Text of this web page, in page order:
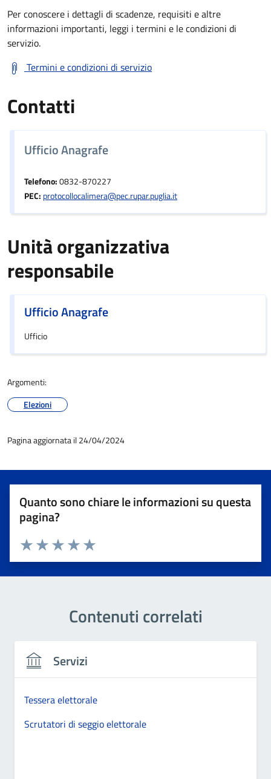
Per conoscere i dettagli di scadenze, requisiti e altre
informazioni importanti, leggi i termini e le condizioni di
servizio.
Termini e condizioni di servizio
Contatti
Ufficio Anagrafe
Telefono:0832-870227
PEC: protocollocalimera@pec.rupar.puglia.it
Unità organizzativa
responsabile
Ufficio Anagrafe
Ufficio
Argomenti:
Elezioni
Pagina aggiornata il 24/04/2024
Quanto sono chiare le informazioni su questa
pagina?
Valuta 5 stelle su 5
Valuta 4 stelle su 5
Valuta 3 stelle su 5
Valuta 2 stelle su 5
Valuta 1 stelle su 5
Contenuti correlati
Servizi
Tessera elettorale
Scrutatori di seggio elettorale